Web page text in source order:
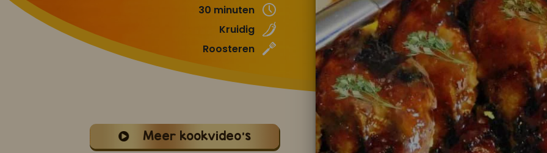
30 minuten
Kruidig
Roosteren
Meer kookvideo's